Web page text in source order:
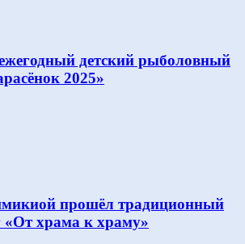
детский рыболовный
2025»
прошёл традиционный
«От храма к храму»